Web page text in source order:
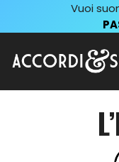
Vuoi